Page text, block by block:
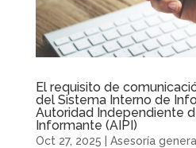
El requisito de
del Sistema Interno de
Autoridad Independiente
Informante (AIPI)
Oct 27, 2025 Asesoría